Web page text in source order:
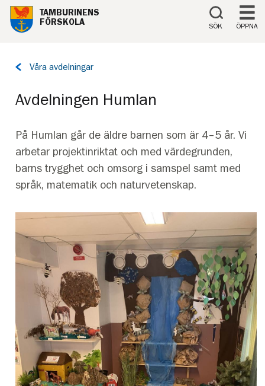
Till innehåll på sidan
TAMBURINENS
FÖRSKOLA
SÖK ÖPPNA
Tillbaka
Våra avdelningar
Avdelningen Humlan
På Humlan går de äldre barnen som är 4–5 år. Vi
arbetar projektinriktat och med värdegrunden,
barns trygghet och omsorg i samspel samt med
språk, matematik och naturvetenskap.